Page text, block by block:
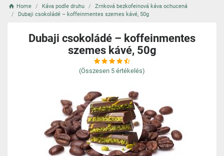
Home Káva podle druhu
Zrnková bezkofeinová káva ochucená
Dubaji csokoládé – koffeinmentes szemes kávé, 50g
Dubaji csokoládé – koffeinmentes
szemes kávé, 50g
(Összesen 5 értékelés)